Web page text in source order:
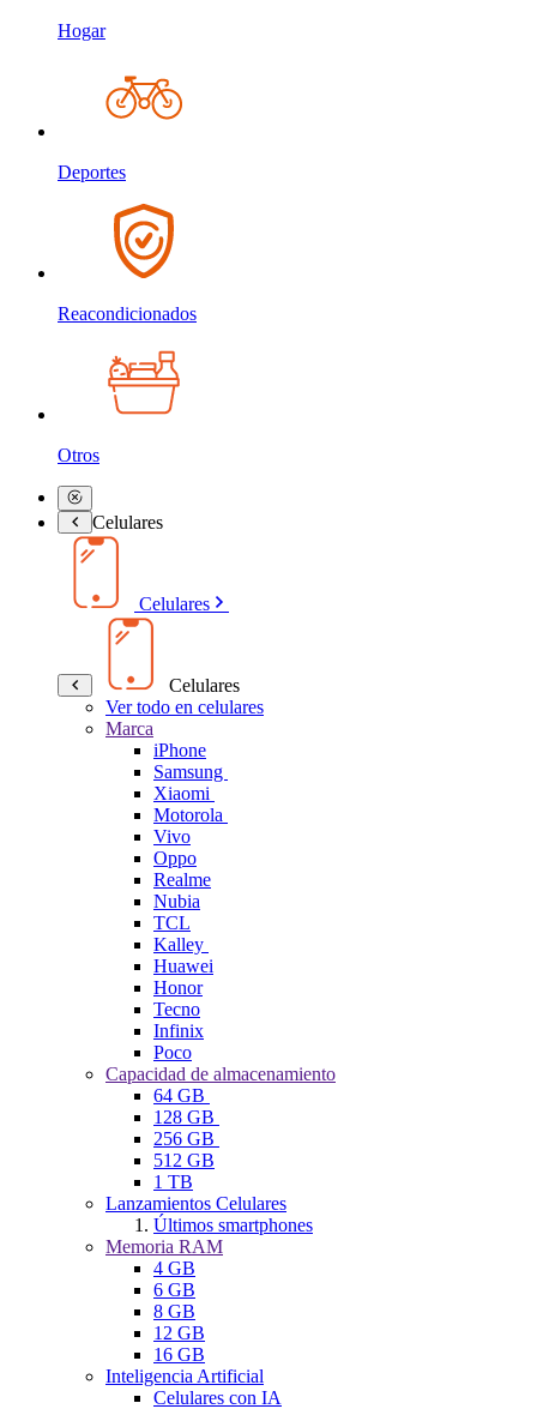
Hogar
Deportes
Reacondicionados
Otros
Celulares
Celulares
Celulares
Ver todo en celulares
Marca
iPhone
Samsung
Xiaomi
Motorola
Vivo
Oppo
Realme
Nubia
TCL
Kalley
Huawei
Honor
Tecno
Infinix
Poco
Capacidad de almacenamiento
64 GB
128 GB
256 GB
512 GB
1 TB
Lanzamientos Celulares
Últimos smartphones
Memoria RAM
4 GB
6 GB
8 GB
12 GB
16 GB
Inteligencia Artificial
Celulares con IA